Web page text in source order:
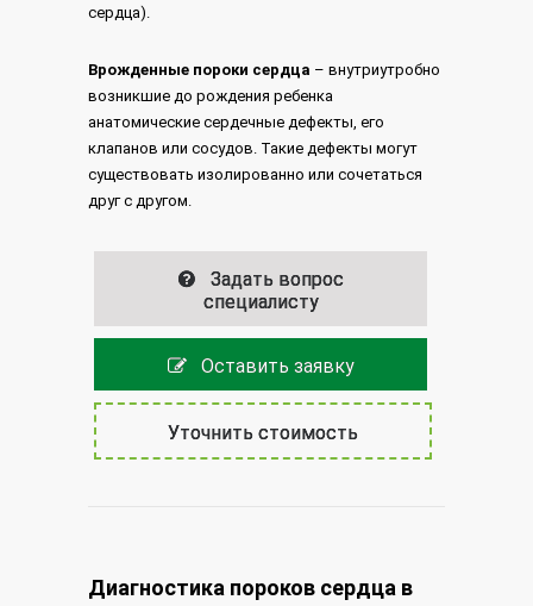
сердца).
Врожденные пороки сердца – внутриутробно
возникшие до рождения ребенка
анатомические сердечные дефекты, его
клапанов или сосудов. Такие дефекты могут
существовать изолированно или сочетаться
друг с другом.
Задать вопрос
специалисту
Оставить заявку
Уточнить стоимость
Диагностика пороков сердца в